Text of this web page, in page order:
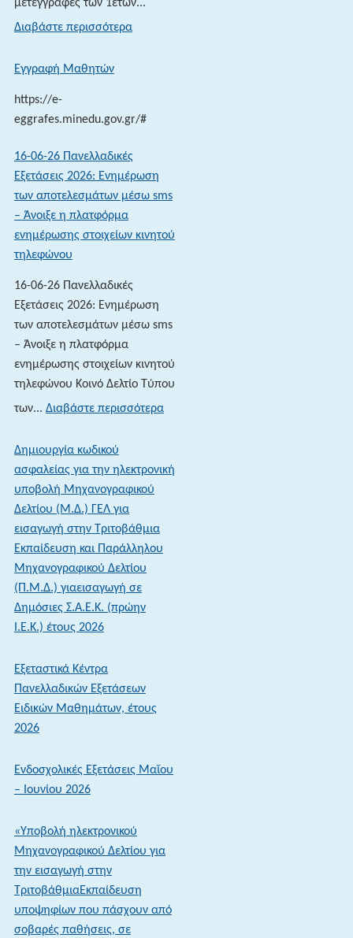
μετεγγραφές των 1ετών...
Διαβάστε περισσότερα:
Εγγραφή Μαθητών
https://e-
eggrafes.minedu.gov.gr/#
16-06-26 Πανελλαδικές
Εξετάσεις 2026: Ενημέρωση
των αποτελεσμάτων μέσω sms
– Άνοιξε η πλατφόρμα
ενημέρωσης στοιχείων κινητού
τηλεφώνου
16-06-26 Πανελλαδικές
Εξετάσεις 2026: Ενημέρωση
των αποτελεσμάτων μέσω sms
– Άνοιξε η πλατφόρμα
ενημέρωσης στοιχείων κινητού
τηλεφώνου Κοινό Δελτίο Τύπου
των... Διαβάστε περισσότερα:
26 Πανελλαδικές
Δημιουργία κωδικού
ασφαλείας για την ηλεκτρονική
υποβολή Μηχανογραφικού
Δελτίου (Μ.Δ.) ΓΕΛ για
εισαγωγή στην Τριτοβάθμια
Εκπαίδευση και Παράλληλου
Μηχανογραφικού Δελτίου
(Π.Μ.Δ.) γιαεισαγωγή σε
Δημόσιες Σ.Α.Ε.Κ. (πρώην
Ι.Ε.Κ.) έτους 2026
Εξεταστικά Κέντρα
Πανελλαδικών Εξετάσεων
Ειδικών Μαθημάτων, έτους
2026
Ενδοσχολικές Εξετάσεις Μαΐου
– Ιουνίου 2026
«Υποβολή ηλεκτρονικού
Μηχανογραφικού Δελτίου για
την εισαγωγή στην
ΤριτοβάθμιαΕκπαίδευση
υποψηφίων που πάσχουν από
σοβαρές παθήσεις, σε